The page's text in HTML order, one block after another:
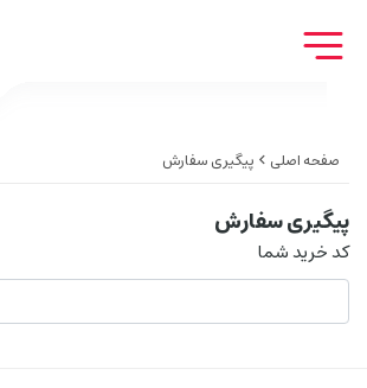
صفحه اصلی پیگیری سفارش
پیگیری سفارش
کد خرید شما